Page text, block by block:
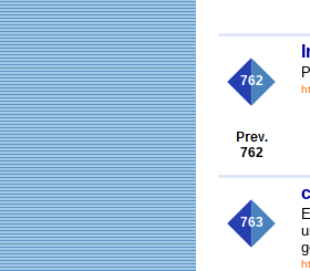
762
762
763